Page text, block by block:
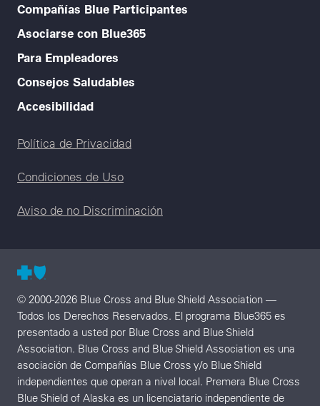
Compañías Blue Participantes
Asociarse con Blue365
Para Empleadores
Consejos Saludables
Accesibilidad
Legal menu
Política de Privacidad
Condiciones de Uso
Aviso de no Discriminación
© 2000-2026 Blue Cross and Blue Shield Association —
Todos los Derechos Reservados. El programa Blue365 es
presentado a usted por Blue Cross and Blue Shield
Association. Blue Cross and Blue Shield Association es una
asociación de Compañías Blue Cross y/o Blue Shield
independientes que operan a nivel local. Premera Blue Cross
Blue Shield of Alaska es un licenciatario independiente de